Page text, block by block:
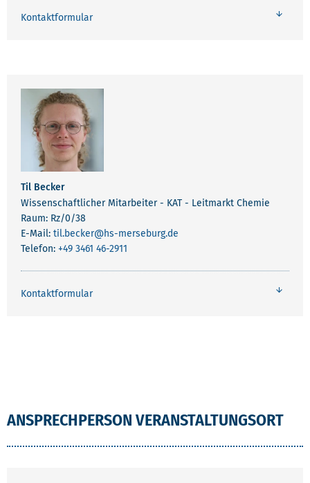
Kontaktformular
Til Becker
Wissenschaftlicher Mitarbeiter - KAT - Leitmarkt Chemie
Raum: Rz/0/38
E-Mail: til.becker@hs-merseburg.de
Telefon: +49 3461 46-2911
Kontaktformular
ANSPRECHPERSON VERANSTALTUNGSORT